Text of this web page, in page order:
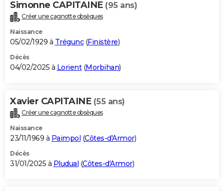
Simonne CAPITAINE (95 ans)
Créer une cagnotte obsèques
Naissance
05/02/1929 à Trégunc(Finistère)
Décès
04/02/2025 à Lorient(Morbihan)
Xavier CAPITAINE (55 ans)
Créer une cagnotte obsèques
Naissance
23/11/1969 à Paimpol (Côtes-d'Armor)
Décès
31/01/2025 à Pludual (Côtes-d'Armor)